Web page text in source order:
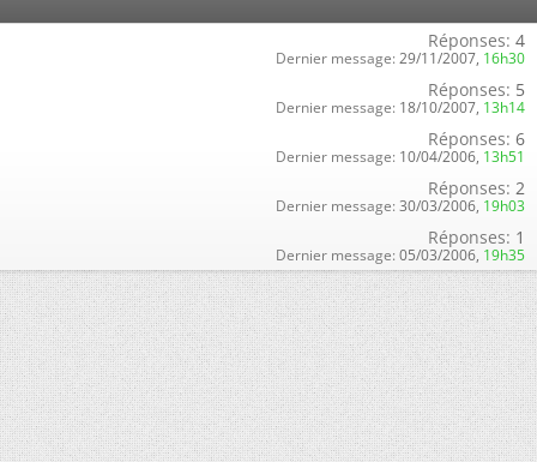
Réponses: 4
Dernier message: 29/11/2007, 16h30
Réponses: 5
Dernier message: 18/10/2007, 13h14
Réponses: 6
Dernier message: 10/04/2006, 13h51
Réponses: 2
Dernier message: 30/03/2006, 19h03
Réponses: 1
Dernier message: 05/03/2006, 19h35